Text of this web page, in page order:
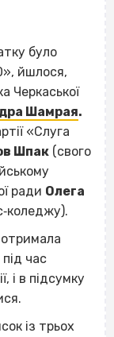
було
», йшлося,
Черкаської
Шамрая.
«Слуга
Шпак (свого
ради Олега
час
і в підсумку
із трьох